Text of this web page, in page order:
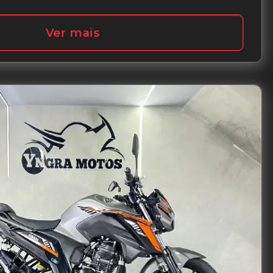
Ver mais